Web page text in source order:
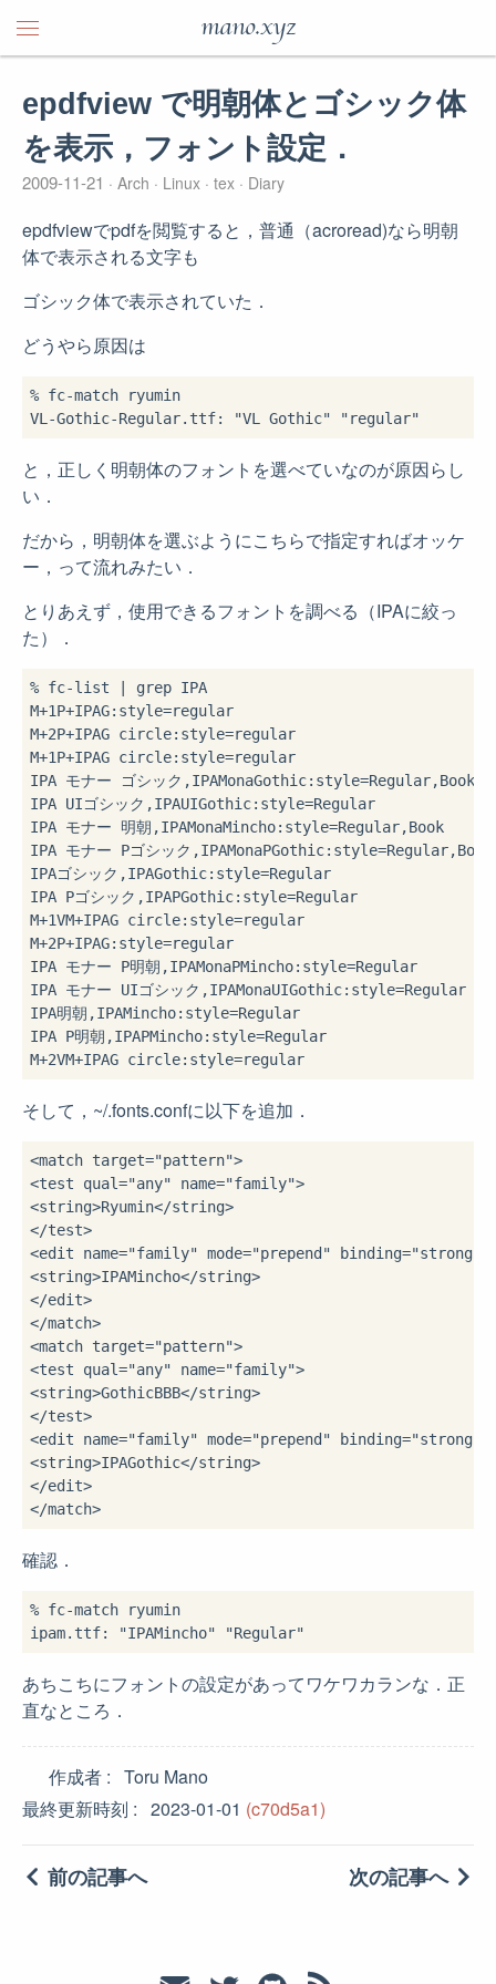
mano.xyz
epdfview で明朝体とゴシック体
を表示，フォント設定．
2009-11-21 Arch Linux tex Diary
epdfviewでpdfを閲覧すると，普通（acroread)なら明朝
体で表示される文字も
ゴシック体で表示されていた．
どうやら原因は
% fc-match ryumin
と，正しく明朝体のフォントを選べていなのが原因らし
い．
だから，明朝体を選ぶようにこちらで指定すればオッケ
ー，って流れみたい．
とりあえず，使用できるフォントを調べる（IPAに絞っ
た）．
% fc-list | grep IPA
M+1P+IPAG:style=regular
M+2P+IPAG circle:style=regular
M+1P+IPAG circle:style=regular
IPA モナー ゴシック,IPAMonaGothic:style=Regular,Book
IPA UIゴシック,IPAUIGothic:style=Regular
IPA モナー 明朝,IPAMonaMincho:style=Regular,Book
IPA モナー Pゴシック,IPAMonaPGothic:style=Regular,Book
IPAゴシック,IPAGothic:style=Regular
IPA Pゴシック,IPAPGothic:style=Regular
M+1VM+IPAG circle:style=regular
M+2P+IPAG:style=regular
IPA モナー P明朝,IPAMonaPMincho:style=Regular
IPA モナー UIゴシック,IPAMonaUIGothic:style=Regular
IPA明朝,IPAMincho:style=Regular
IPA P明朝,IPAPMincho:style=Regular
そして，~/.fonts.confに以下を追加．
<match target="pattern">
<test qual="any" name="family">
<string>Ryumin</string>
</test>
<edit name="family" mode="prepend" binding="strong"
<string>IPAMincho</string>
</edit>
</match>
<match target="pattern">
<test qual="any" name="family">
<string>GothicBBB</string>
</test>
<edit name="family" mode="prepend" binding="strong"
<string>IPAGothic</string>
</edit>
</match>
確認．
% fc-match ryumin
あちこちにフォントの設定があってワケワカランな．正
直なところ．
作成者
Toru Mano
最終更新時刻
2023-01-01 (c70d5a1)
前の記事へ 次の記事へ